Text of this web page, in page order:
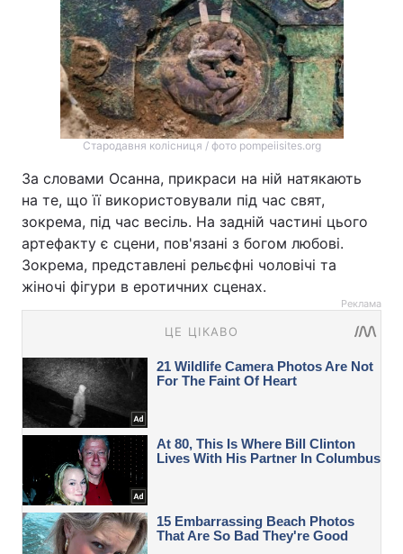
Стародавня колісниця / фото pompeiisites.org
За словами Осанна, прикраси на ній натякають
на те, що її використовували під час свят,
зокрема, під час весіль. На задній частині цього
артефакту є сцени, пов'язані з богом любові.
Зокрема, представлені рельєфні чоловічі та
жіночі фігури в еротичних сценах.
Реклама